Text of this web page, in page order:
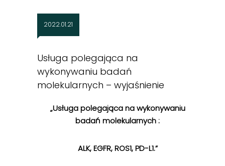
2022.01.21
Usługa polegająca na
wykonywaniu badań
molekularnych – wyjaśnienie
„Usługa polegająca na wykonywaniu
badań molekularnych :
ALK, EGFR, ROS1, PD-L1.”